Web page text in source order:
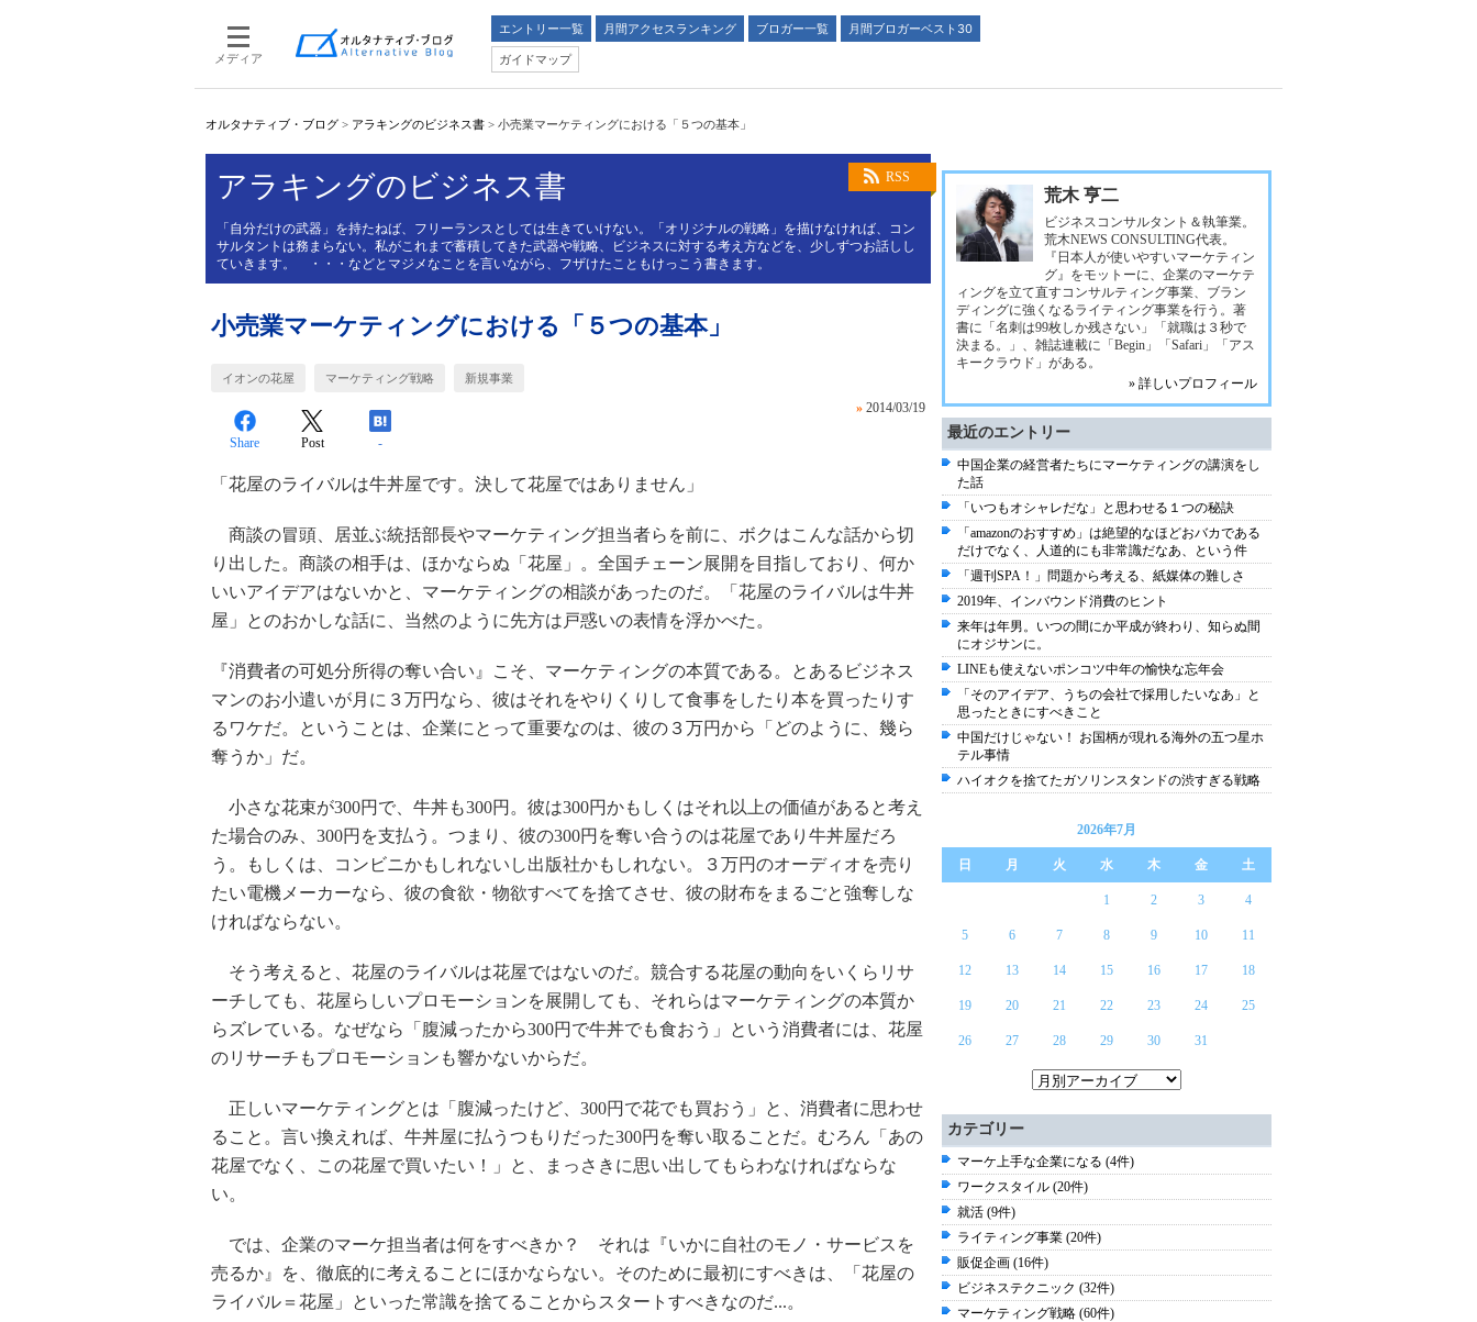
メディア
エントリー一覧 月間アクセスランキング ブロガー一覧
月間ブロガーベスト30
ガイドマップ
オルタナティブ・ブログ > アラキングのビジネス書 > 小売業マーケティングにおける「５つの基本」
RSS
アラキングのビジネス書
「自分だけの武器」を持たねば、フリーランスとしては生きていけない。「オリジナルの戦略」を描けなければ、コン
サルタントは務まらない。私がこれまで蓄積してきた武器や戦略、ビジネスに対する考え方などを、少しずつお話しし
ていきます。 ・・・などとマジメなことを言いながら、フザけたこともけっこう書きます。
小売業マーケティングにおける「５つの基本」
イオンの花屋 マーケティング戦略 新規事業
» 2014/03/19
Share Post -
「花屋のライバルは牛丼屋です。決して花屋ではありません」
商談の冒頭、居並ぶ統括部長やマーケティング担当者らを前に、ボクはこんな話から切
り出した。商談の相手は、ほかならぬ「花屋」。全国チェーン展開を目指しており、何か
いいアイデアはないかと、マーケティングの相談があったのだ。「花屋のライバルは牛丼
屋」とのおかしな話に、当然のように先方は戸惑いの表情を浮かべた。
『消費者の可処分所得の奪い合い』こそ、マーケティングの本質である。とあるビジネス
マンのお小遣いが月に３万円なら、彼はそれをやりくりして食事をしたり本を買ったりす
るワケだ。ということは、企業にとって重要なのは、彼の３万円から「どのように、幾ら
奪うか」だ。
小さな花束が300円で、牛丼も300円。彼は300円かもしくはそれ以上の価値があると考え
た場合のみ、300円を支払う。つまり、彼の300円を奪い合うのは花屋であり牛丼屋だろ
う。もしくは、コンビニかもしれないし出版社かもしれない。３万円のオーディオを売り
たい電機メーカーなら、彼の食欲・物欲すべてを捨てさせ、彼の財布をまるごと強奪しな
ければならない。
そう考えると、花屋のライバルは花屋ではないのだ。競合する花屋の動向をいくらリサ
ーチしても、花屋らしいプロモーションを展開しても、それらはマーケティングの本質か
らズレている。なぜなら「腹減ったから300円で牛丼でも食おう」という消費者には、花屋
のリサーチもプロモーションも響かないからだ。
正しいマーケティングとは「腹減ったけど、300円で花でも買おう」と、消費者に思わせ
ること。言い換えれば、牛丼屋に払うつもりだった300円を奪い取ることだ。むろん「あの
花屋でなく、この花屋で買いたい！」と、まっさきに思い出してもらわなければならな
い。
では、企業のマーケ担当者は何をすべきか？ それは『いかに自社のモノ・サービスを
売るか』を、徹底的に考えることにほかならない。そのために最初にすべきは、「花屋の
ライバル＝花屋」といった常識を捨てることからスタートすべきなのだ...。
荒木 亨二
ビジネスコンサルタント＆執筆業。
荒木NEWS CONSULTING代表。
『日本人が使いやすいマーケティン
グ』をモットーに、企業のマーケテ
ィングを立て直すコンサルティング事業、ブラン
ディングに強くなるライティング事業を行う。著
書に「名刺は99枚しか残さない」「就職は３秒で
決まる。」、雑誌連載に「Begin」「Safari」「アス
キークラウド」がある。
» 詳しいプロフィール
最近のエントリー
中国企業の経営者たちにマーケティングの講演をし
た話
「いつもオシャレだな」と思わせる１つの秘訣
「amazonのおすすめ」は絶望的なほどおバカである
だけでなく、人道的にも非常識だなあ、という件
「週刊SPA！」問題から考える、紙媒体の難しさ
2019年、インバウンド消費のヒント
来年は年男。いつの間にか平成が終わり、知らぬ間
にオジサンに。
LINEも使えないポンコツ中年の愉快な忘年会
「そのアイデア、うちの会社で採用したいなあ」と
思ったときにすべきこと
中国だけじゃない！ お国柄が現れる海外の五つ星ホ
テル事情
ハイオクを捨てたガソリンスタンドの渋すぎる戦略
2026年7月
日 月 火 水 木 金 土
1 2 3 4
5 6 7 8 9 10 11
12 13 14 15 16 17 18
19 20 21 22 23 24 25
26 27 28 29 30 31
カテゴリー
マーケ上手な企業になる (4件)
ワークスタイル (20件)
就活 (9件)
ライティング事業 (20件)
販促企画 (16件)
ビジネステクニック (32件)
マーケティング戦略 (60件)